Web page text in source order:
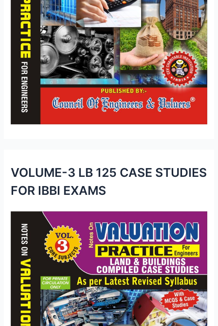
VOLUME-3 LB 125 CASE STUDIES
FOR IBBI EXAMS